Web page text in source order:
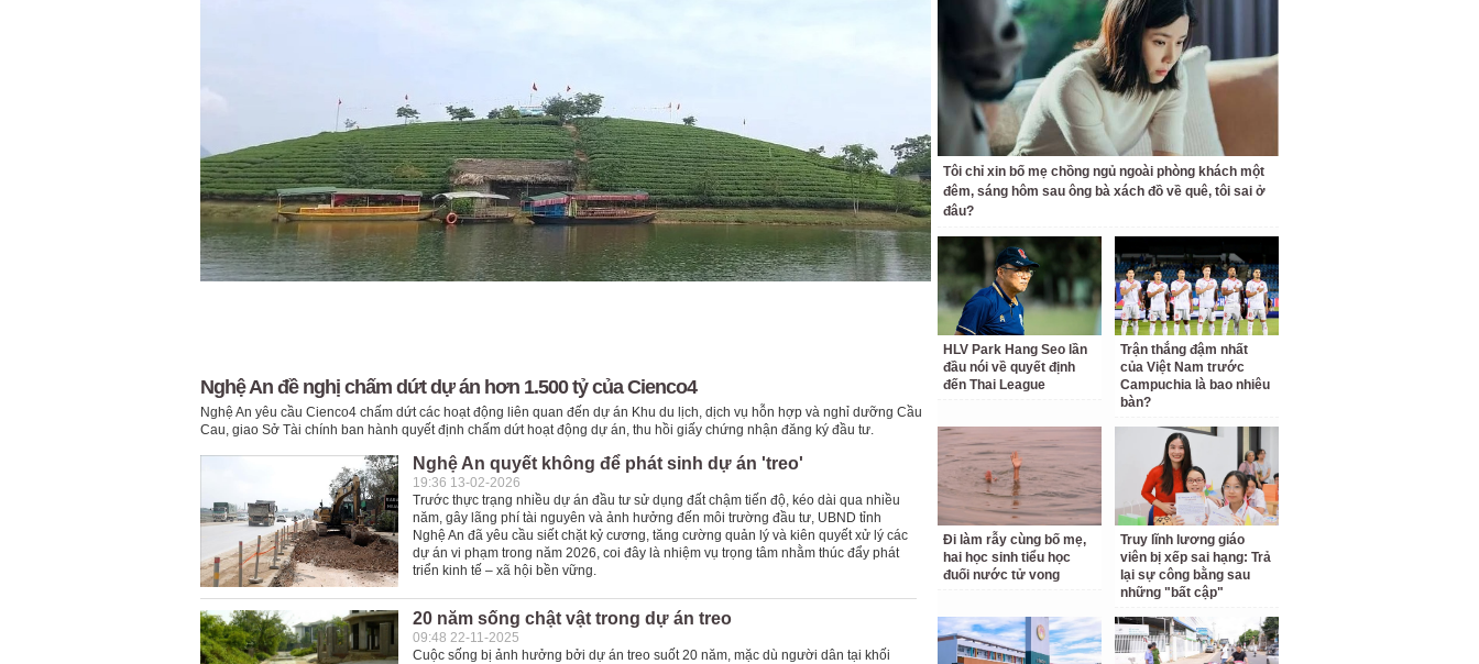
Nghệ An đề nghị chấm dứt dự án hơn 1.500 tỷ của Cienco4
Nghệ An yêu cầu Cienco4 chấm dứt các hoạt động liên quan đến dự án Khu du lịch, dịch vụ hỗn hợp và nghỉ dưỡng Cầu
Cau, giao Sở Tài chính ban hành quyết định chấm dứt hoạt động dự án, thu hồi giấy chứng nhận đăng ký đầu tư.
Nghệ An quyết không để phát sinh dự án 'treo'
19:36 13-02-2026
Trước thực trạng nhiều dự án đầu tư sử dụng đất chậm tiến độ, kéo dài qua nhiều
năm, gây lãng phí tài nguyên và ảnh hưởng đến môi trường đầu tư, UBND tỉnh
Nghệ An đã yêu cầu siết chặt kỷ cương, tăng cường quản lý và kiên quyết xử lý các
dự án vi phạm trong năm 2026, coi đây là nhiệm vụ trọng tâm nhằm thúc đẩy phát
triển kinh tế – xã hội bền vững.
20 năm sống chật vật trong dự án treo
09:48 22-11-2025
Cuộc sống bị ảnh hưởng bởi dự án treo suốt 20 năm, mặc dù người dân tại khối
Tôi chỉ xin bố mẹ chồng ngủ ngoài phòng khách một
đêm, sáng hôm sau ông bà xách đồ về quê, tôi sai ở
đâu?
HLV Park Hang Seo lần
đầu nói về quyết định
đến Thai League
Trận thắng đậm nhất
của Việt Nam trước
Campuchia là bao nhiêu
bàn?
Đi làm rẫy cùng bố mẹ,
hai học sinh tiểu học
đuối nước tử vong
Truy lĩnh lương giáo
viên bị xếp sai hạng: Trả
lại sự công bằng sau
những "bất cập"